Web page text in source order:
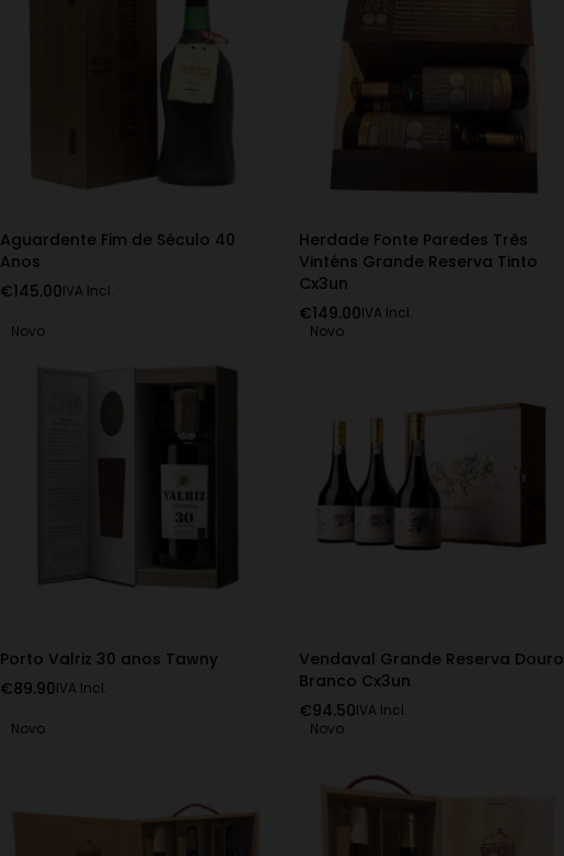
Aguardente Fim de Século 40
Anos
€145.00IVA Incl.
Herdade Fonte Paredes Três
Vinténs Grande Reserva Tinto
Cx3un
€149.00IVA Incl.
Novo
Porto Valriz 30 anos Tawny
€89.90IVA Incl.
Novo
Vendaval Grande Reserva Douro
Branco Cx3un
€94.50IVA Incl.
Novo Novo